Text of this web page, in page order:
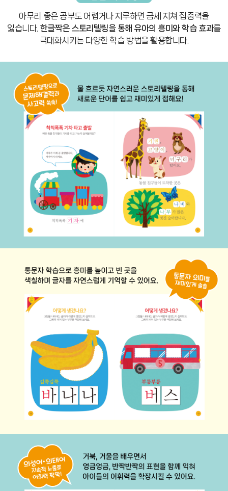
아무리 좋은 공부도 어렵거나 지루하면 금세 지쳐 집중력을
잃습니다. 한글짝은 스토리텔링을 통해 유아의 흥미와 학습 효과를
극대화시키는 다양한 학습 방법을 활용합니다.